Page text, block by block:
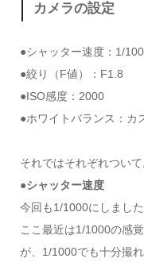
カメラの設定
●シャッター速度：1/
●絞り（F値）：F1.8
●ISO感度：2000
●ホワイトバランス：カ
それではそれぞれついて
●シャッター速度
今回も1/1000にしました
ここ最近は1/1000の感
が、1/1000でも十分撮